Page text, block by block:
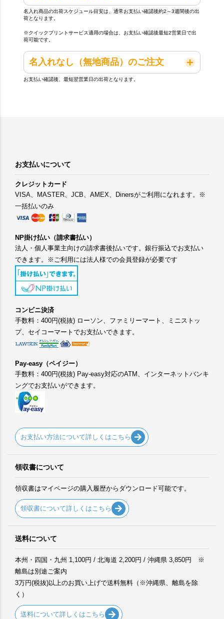
名入れ商品の出荷スケジュール目安は、通常お支払い確認後約2～3週間後の出
荷となります。
※クイックプリントサービス適用の場合は、お支払い確認後最短2営業日で出
荷可能です。
名入れなし（無地商品）のご注文
お支払い確認後、最短翌営業日の出荷となります。
お支払いについて
クレジットカード
VISA、MASTER、JCB、AMEX、Dinersがご利用になれます。※
一括払いのみ
NP掛け払い（請求書払い）
法人・個人事業主向けの請求書後払いです。銀行振込でお支払い
できます。※ご利用には法人様での会員登録が必要です
コンビニ決済
手数料：400円(税抜) ローソン、ファミリーマート、ミニストッ
プ、セイコーマートでお支払いできます。
Pay-easy（ペイジー）
手数料：400円(税抜) Pay-easy対応のATM、インターネットバンキ
ングでお支払いができます。
お支払い方法について詳しくはこちら
領収書について
領収書はマイページの購入履歴からダウンロード可能です。
領収書について詳しくはこちら
送料について
本州・四国・九州 1,100円 / 北海道 2,200円 / 沖縄県 3,850円 ※
離島は別途ご案内
3万円(税抜)以上のお買い上げで送料無料（※沖縄県、離島を除
く）
送料について詳しくはこちら